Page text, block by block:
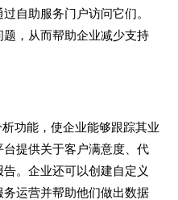
自助服务门户访问它们。
，从而帮助企业减少支持
功能，使企业能够跟踪其业
提供关于客户满意度、代
。企业还可以创建自定义
运营并帮助他们做出数据